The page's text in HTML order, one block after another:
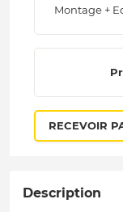
Montage +
RECEVOIR
Description